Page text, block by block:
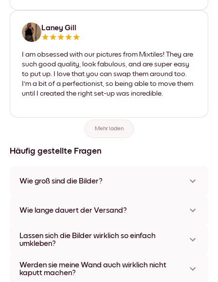
Laney Gill
I am obsessed with our pictures from Mixtiles! They are
such good quality, look fabulous, and are super easy
to put up. I love that you can swap them around too.
I'm a bit of a perfectionist, so being able to move them
until I created the right set-up was incredible.
Mehr laden
Häufig gestellte Fragen
Wie groß sind die Bilder?
Erhältlich in verschiedenen Materialien und Rahmenfarben,
Wie lange dauert der Versand?
Ländern bieten wir auch Expressversand an. Den Trackinglink
bekommst Du nach Bestellaufgabe zugeschickt.
Lassen sich die Bilder wirklich so einfach
umkleben?
umpositionieren zu lassen, ohne die Wände dabei zu
beschädigen.
Werden sie meine Wand auch wirklich nicht
kaputt machen?